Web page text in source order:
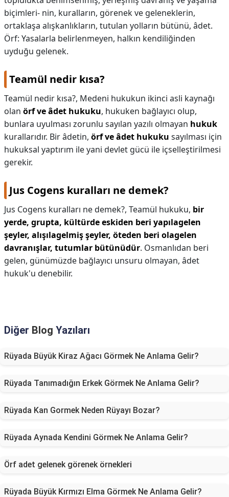
biçimleri- nin, kuralların, görenek ve geleneklerin,
ortaklaşa alışkanlıkların, tutulan yolların bütünü, âdet.
Örf: Yasalarla belirlenmeyen, halkın kendiliğinden
uyduğu gelenek.
Teamül nedir kısa?
Teamül nedir kısa?, Medeni hukukun ikinci asli kaynağı
olan örf ve âdet hukuku, hukuken bağlayıcı olup,
bunlara uyulması zorunlu sayılan yazılı olmayan hukuk
kurallarıdır. Bir âdetin, örf ve âdet hukuku sayılması için
hukuksal yaptırım ile yani devlet gücü ile içselleştirilmesi
gerekir.
Jus Cogens kuralları ne demek?
Jus Cogens kuralları ne demek?, Teamül hukuku, bir
yerde, grupta, kültürde eskiden beri yapılagelen
şeyler, alışılagelmiş şeyler, öteden beri olagelen
davranışlar, tutumlar bütünüdür. Osmanlıdan beri
gelen, günümüzde bağlayıcı unsuru olmayan, âdet
hukuk'u denebilir.
Diğer Blog Yazıları
Rüyada Büyük Kiraz Ağacı Görmek Ne Anlama Gelir?
Rüyada Tanımadığın Erkek Görmek Ne Anlama Gelir?
Rüyada Kan Gormek Neden Rüyayı Bozar?
Rüyada Aynada Kendini Görmek Ne Anlama Gelir?
Örf adet gelenek görenek örnekleri
Rüyada Büyük Kırmızı Elma Görmek Ne Anlama Gelir?